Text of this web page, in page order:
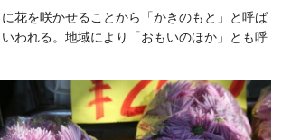
花を咲かせることから「かきのもと」と呼ば
われる。地域により「おもいのほか」とも呼